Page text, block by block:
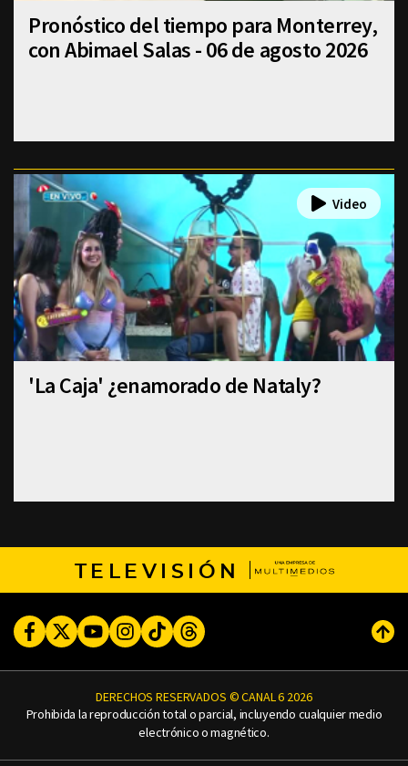
Pronóstico del tiempo para Monterrey,
con Abimael Salas - 06 de agosto 2026
'La Caja' ¿enamorado de Nataly?
TELEVISIÓN
FacebookTwitterYoutubeInstagram
TikTokThreads
DERECHOS RESERVADOS © CANAL 6 2026
Prohibida la reproducción total o parcial, incluyendo cualquier medio
electrónico o magnético.